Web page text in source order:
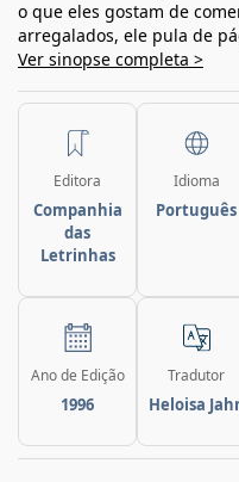
o que eles gostam de
arregalados, ele pula de
Ver sinopse completa >
Editora
Companhia
das
Letrinhas
Idioma
Português
Ano de Edição
1996
Tradutor
Heloisa